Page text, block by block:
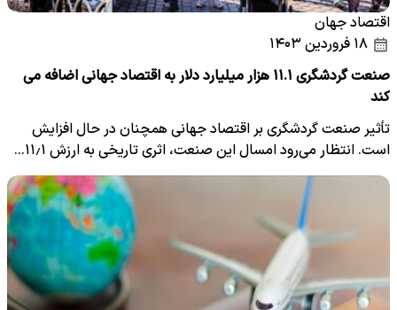
اقتصاد جهان
صنعت گردشگری ۱۱.۱ هزار میلیارد دلار به اقتصاد جهانی اضافه می
کند
تأثیر صنعت گردشگری بر اقتصاد جهانی همچنان در حال افزایش
است. انتظار می‌رود امسال این صنعت، اثری تاریخی به ارزش ۱۱٫۱…